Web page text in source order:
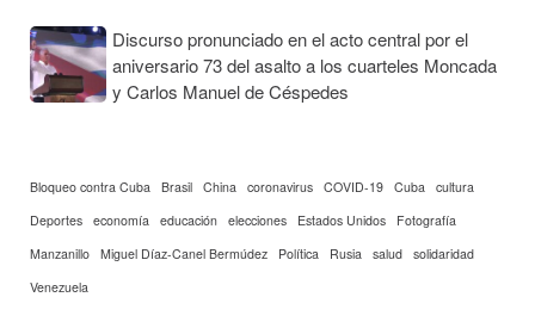
Discurso pronunciado en el acto central por el
aniversario 73 del asalto a los cuarteles Moncada
y Carlos Manuel de Céspedes
Bloqueo contra Cuba Brasil China coronavirus COVID-19 Cuba cultura
Deportes economía educación elecciones Estados Unidos
Fotografía
Manzanillo Miguel Díaz-Canel Bermúdez Política Rusia salud solidaridad
Venezuela